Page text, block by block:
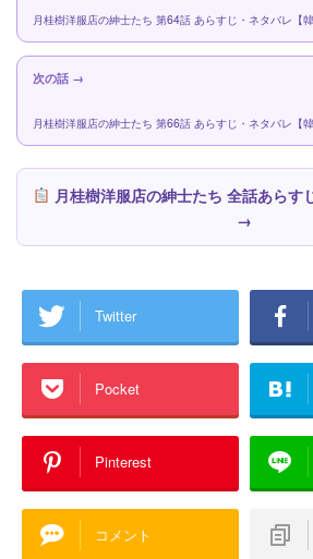
月桂樹洋服店の紳士たち 第64話 あらすじ・ネタバレ【
次の話 →
月桂樹洋服店の紳士たち 第66話 あらすじ・ネタバレ【
月桂樹洋服店の紳士たち 全話あらす
→
Twitter
Pocket
Pinterest
コメント